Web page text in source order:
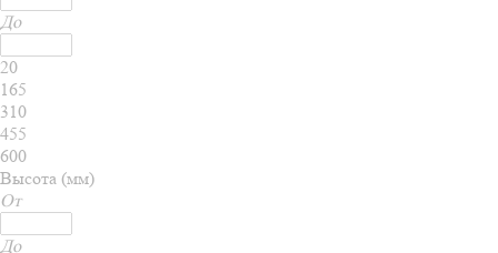
До
20
165
310
455
600
Высота (мм)
От
До